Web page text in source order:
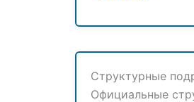
Структурные
Официальные